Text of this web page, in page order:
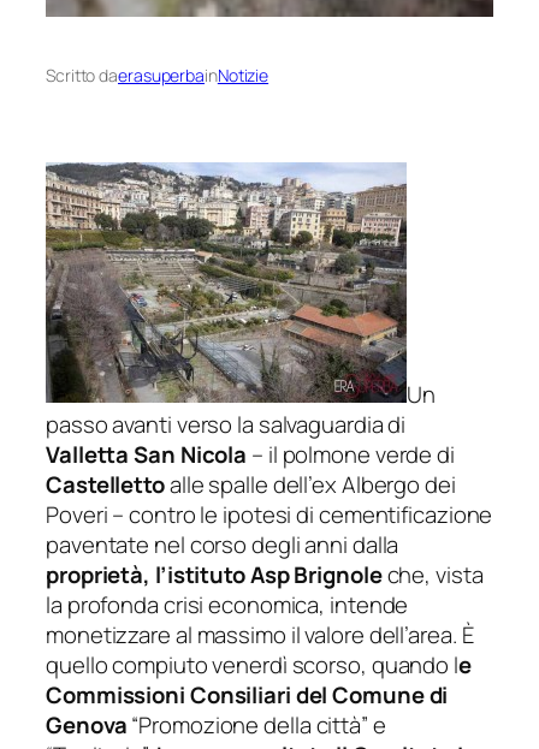
Scritto daerasuperbainNotizie
Un
passo avanti verso la salvaguardia di
Valletta San Nicola – il polmone verde di
Castellettoalle spalle dell’ex Albergo dei
Poveri – contro le ipotesi di cementificazione
paventate nel corso degli anni dalla
proprietà, l’istituto Asp Brignoleche, vista
la profonda crisi economica, intende
monetizzare al massimo il valore dell’area. È
quello compiuto venerdì scorso, quando le
Commissioni Consiliari del Comune di
Genova“Promozione della città” e